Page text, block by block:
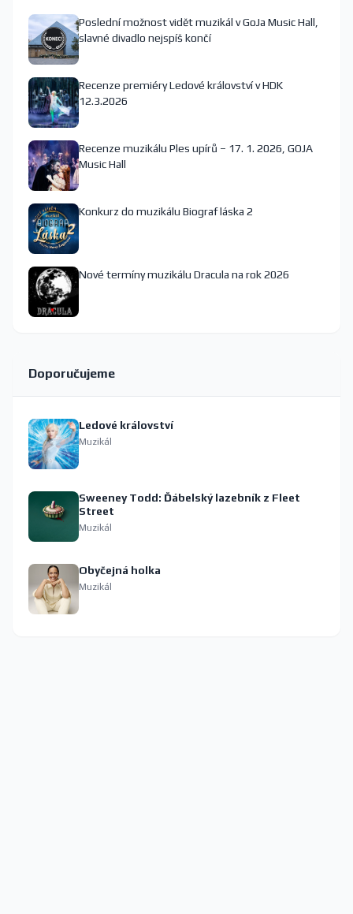
Poslední možnost vidět muzikál v GoJa Music Hall,
slavné divadlo nejspíš končí
Recenze premiéry Ledové království v HDK
12.3.2026
Recenze muzikálu Ples upírů – 17. 1. 2026, GOJA
Music Hall
Konkurz do muzikálu Biograf láska 2
Nové termíny muzikálu Dracula na rok 2026
Doporučujeme
Ledové království
Muzikál
Sweeney Todd: Ďábelský lazebník z Fleet
Street
Muzikál
Obyčejná holka
Muzikál